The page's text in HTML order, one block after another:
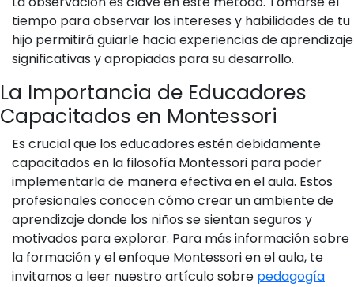
tiempo para observar los intereses y habilidades de tu
hijo permitirá guiarle hacia experiencias de aprendizaje
significativas y apropiadas para su desarrollo.
La Importancia de Educadores
Capacitados en Montessori
Es crucial que los educadores estén debidamente
capacitados en la filosofía Montessori para poder
implementarla de manera efectiva en el aula. Estos
profesionales conocen cómo crear un ambiente de
aprendizaje donde los niños se sientan seguros y
motivados para explorar. Para más información sobre
la formación y el enfoque Montessori en el aula, te
invitamos a leer nuestro artículo sobre pedagogía